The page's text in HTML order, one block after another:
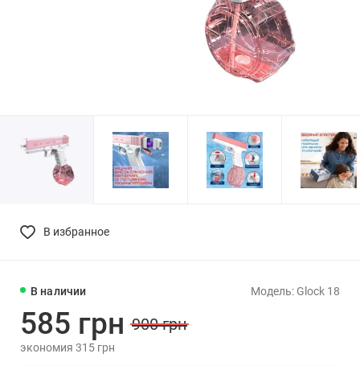
В избранное
В наличии Модель: Glock 18
585 грн 900 грн
экономия 315 грн